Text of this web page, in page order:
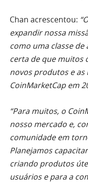
Chan acrescentou:
expandir nossa
como uma classe
certa de que muitos
novos produtos e as
CoinMarketCap em
“Para muitos, o
nosso mercado e,
comunidade em
Planejamos
criando produtos
usuários e para a